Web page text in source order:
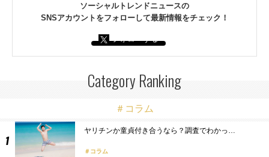
ソーシャルトレンドニュースの
SNSアカウントをフォローして最新情報をチェック！
Category Ranking
＃コラム
ヤリチンか童貞付き合うなら？調査でわかっ…
コラム